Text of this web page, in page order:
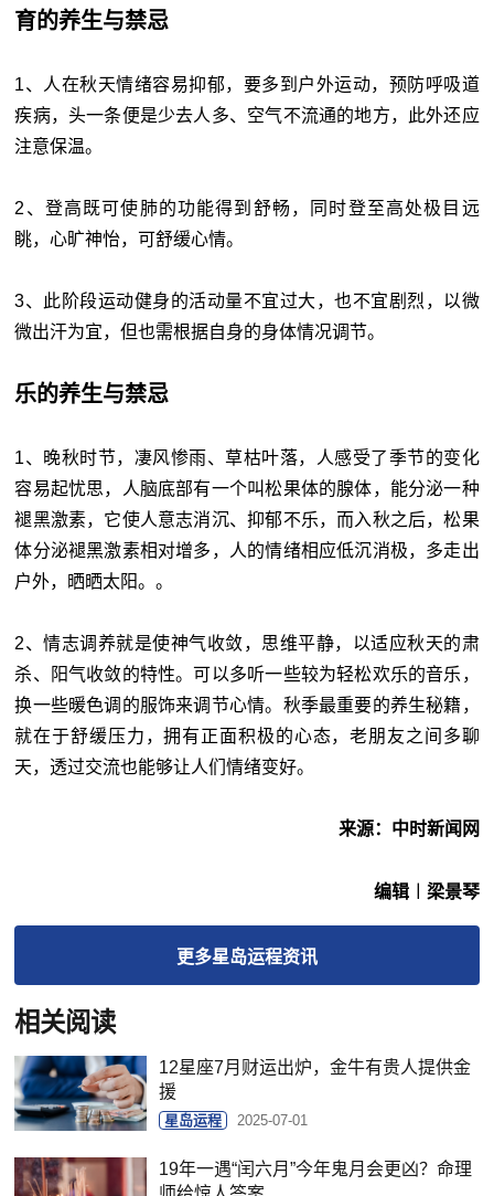
育的养生与禁忌
1、人在秋天情绪容易抑郁，要多到户外运动，预防呼吸道
疾病，头一条便是少去人多、空气不流通的地方，此外还应
注意保温。
2、登高既可使肺的功能得到舒畅，同时登至高处极目远
眺，心旷神怡，可舒缓心情。
3、此阶段运动健身的活动量不宜过大，也不宜剧烈，以微
微出汗为宜，但也需根据自身的身体情况调节。
乐的养生与禁忌
1、晚秋时节，凄风惨雨、草枯叶落，人感受了季节的变化
容易起忧思，人脑底部有一个叫松果体的腺体，能分泌一种
褪黑激素，它使人意志消沉、抑郁不乐，而入秋之后，松果
体分泌褪黑激素相对增多，人的情绪相应低沉消极，多走出
户外，晒晒太阳。。
2、情志调养就是使神气收敛，思维平静，以适应秋天的肃
杀、阳气收敛的特性。可以多听一些较为轻松欢乐的音乐，
换一些暖色调的服饰来调节心情。秋季最重要的养生秘籍，
就在于舒缓压力，拥有正面积极的心态，老朋友之间多聊
天，透过交流也能够让人们情绪变好。
来源：中时新闻网
编辑︱梁景琴
更多星岛运程资讯
相关阅读
12星座7月财运出炉，金牛有贵人提供金
援
星岛运程 2025-07-01
19年一遇“闰六月”今年鬼月会更凶？命理